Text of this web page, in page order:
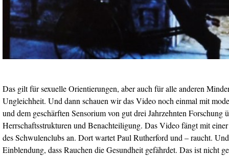
Das gilt für sexuelle Orientierungen, aber auch für alle anderen
Ungleichheit. Und dann schauen wir das Video noch einmal mit
und dem geschärften Sensorium von gut drei Jahrzehnten Forschung
Herrschaftsstrukturen und Benachteiligung. Das Video fängt mit einer
des Schwulenclubs an. Dort wartet Paul Rutherford und – raucht.
Einblendung, dass Rauchen die Gesundheit gefährdet. Das ist nicht